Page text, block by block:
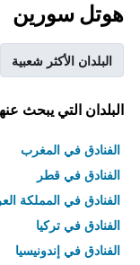
هوتل سورين
البلدان الأكثر شعبية
البلدان التي يبحث
الفنادق في المغرب
الفنادق في قطر
الفنادق في المملكة
الفنادق في تركيا
الفنادق في إندونيسيا